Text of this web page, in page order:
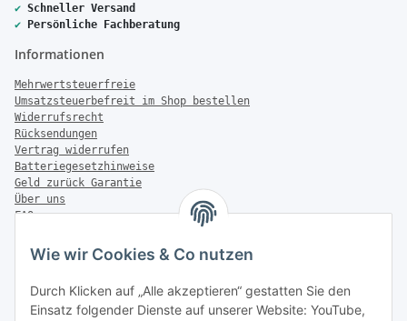
Wie wir Cookies & Co nutzen
Durch Klicken auf „Alle akzeptieren“ gestatten Sie den
Einsatz folgender Dienste auf unserer Website: YouTube,
✔ Schneller Versand
✔ Persönliche Fachberatung
Informationen
Mehrwertsteuerfreie
Umsatzsteuerbefreit im Shop bestellen
Widerrufsrecht
Rücksendungen
Vertrag widerrufen
Batteriegesetzhinweise
Geld zurück Garantie
Über uns
FAQ
Zahlung & Versand